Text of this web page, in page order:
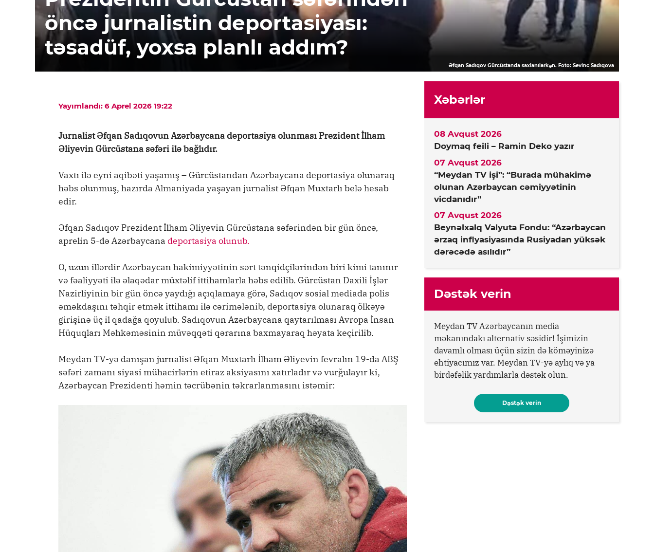
öncə jurnalistin deportasiyası:
təsadüf, yoxsa planlı addım?
Əfqan Sadıqov Gürcüstanda saxlanılarkən. Foto: Sevinc Sadıqova
Yayımlandı: 6 Aprel 2026 19:22
Jurnalist Əfqan Sadıqovun Azərbaycana deportasiya olunması Prezident İlham
Əliyevin Gürcüstana səfəri ilə bağlıdır.
Vaxtı ilə eyni aqibəti yaşamış – Gürcüstandan Azərbaycana deportasiya olunaraq
həbs olunmuş, hazırda Almaniyada yaşayan jurnalist Əfqan Muxtarlı belə hesab
edir.
Əfqan Sadıqov Prezident İlham Əliyevin Gürcüstana səfərindən bir gün öncə,
aprelin 5-də Azərbaycana deportasiya olunub.
O, uzun illərdir Azərbaycan hakimiyyətinin sərt tənqidçilərindən biri kimi tanınır
və fəaliyyəti ilə əlaqədar müxtəlif ittihamlarla həbs edilib. Gürcüstan Daxili İşlər
Nazirliyinin bir gün öncə yaydığı açıqlamaya görə, Sadıqov sosial mediada polis
əməkdaşını təhqir etmək ittihamı ilə cərimələnib, deportasiya olunaraq ölkəyə
girişinə üç il qadağa qoyulub. Sadıqovun Azərbaycana qaytarılması Avropa İnsan
Hüquqları Məhkəməsinin müvəqqəti qərarına baxmayaraq həyata keçirilib.
Meydan TV-yə danışan jurnalist Əfqan Muxtarlı İlham Əliyevin fevralın 19-da ABŞ
səfəri zamanı siyasi mühacirlərin etiraz aksiyasını xatırladır və vurğulayır ki,
Azərbaycan Prezidenti həmin təcrübənin təkrarlanmasını istəmir:
Xəbərlər
Doymaq feili – Ramin Deko yazır
08 Avqust 2026
“Meydan TV işi”: “Burada mühakimə
olunan Azərbaycan cəmiyyətinin
vicdanıdır”
07 Avqust 2026
Beynəlxalq Valyuta Fondu: “Azərbaycan
ərzaq inflyasiyasında Rusiyadan yüksək
dərəcədə asılıdır”
07 Avqust 2026
Dəstək verin
Meydan TV Azərbaycanın media
məkanındakı alternativ səsidir! İşimizin
davamlı olması üçün sizin də köməyinizə
ehtiyacımız var. Meydan TV-yə aylıq və ya
birdəfəlik yardımlarla dəstək olun.
Dəstək verin